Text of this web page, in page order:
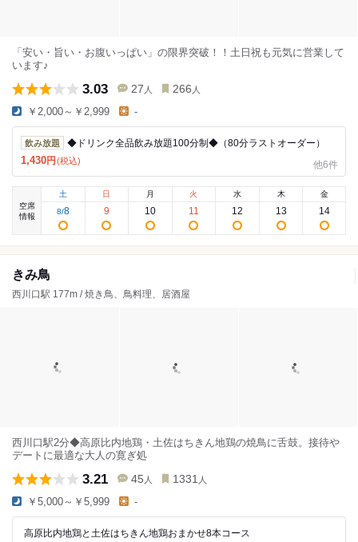
「安い・旨い・お腹いっぱい」の限界突破！！土日祝も元気に営業して
います♪
3.03 27 人 266 人
￥2,000～￥2,999 -
飲み放題 ◆ドリンク全品飲み放題100分制◆（80分ラストオーダー）
1,430円 (税込) 他6件
空席
情報
土
8/8
日
9
月
10
火
11
水
12
木
13
金
14
きみ鳥
西川口駅 177m / 焼き鳥、鳥料理、居酒屋
西川口駅2分◆高原比内地鶏・土佐はちきん地鶏の焼鳥に舌鼓。接待や
デートに最適な大人の寛ぎ処
3.21 45 人 1331 人
￥5,000～￥5,999 -
高原比内地鶏と土佐はちきん地鶏おまかせ8本コース